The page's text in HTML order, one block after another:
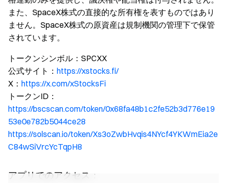
また、SpaceX株式の直接的な所有権を表すものではあり
ません。SpaceX株式の原資産は規制機関の管理下で保管
されています。
トークンシンボル：SPCXX
公式サイト： https://xstocks.fi/
X： https://x.com/xStocksFi
トークンID：
https://bscscan.com/token/0x68fa48b1c2fe52b3d776e19
53e0e782b5044ce28
https://solscan.io/token/Xs3oZwbHvqis4NYcf4YKWmEia2e
C84wSiVrcYcTqpH8
アプリでのアクセス：